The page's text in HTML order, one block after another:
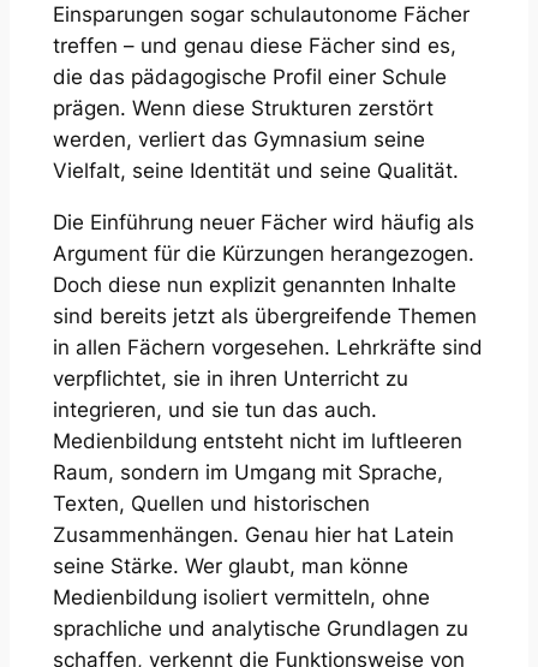
Einsparungen sogar schulautonome Fächer
treffen – und genau diese Fächer sind es,
die das pädagogische Profil einer Schule
prägen. Wenn diese Strukturen zerstört
werden, verliert das Gymnasium seine
Vielfalt, seine Identität und seine Qualität.
Die Einführung neuer Fächer wird häufig als
Argument für die Kürzungen herangezogen.
Doch diese nun explizit genannten Inhalte
sind bereits jetzt als übergreifende Themen
in allen Fächern vorgesehen. Lehrkräfte sind
verpflichtet, sie in ihren Unterricht zu
integrieren, und sie tun das auch.
Medienbildung entsteht nicht im luftleeren
Raum, sondern im Umgang mit Sprache,
Texten, Quellen und historischen
Zusammenhängen. Genau hier hat Latein
seine Stärke. Wer glaubt, man könne
Medienbildung isoliert vermitteln, ohne
sprachliche und analytische Grundlagen zu
schaffen, verkennt die Funktionsweise von